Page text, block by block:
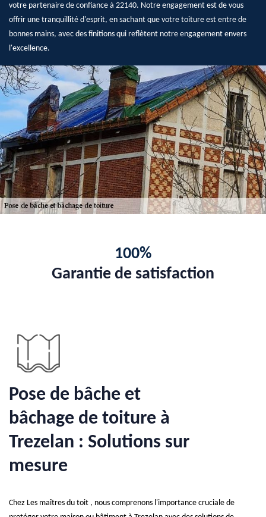
votre partenaire de confiance à 22140. Notre engagement est de vous
offrir une tranquillité d'esprit, en sachant que votre toiture est entre de
bonnes mains, avec des finitions qui reflètent notre engagement envers
l'excellence.
100%
Garantie de satisfaction
Pose de bâche et
bâchage de toiture à
Trezelan : Solutions sur
mesure
Chez Les maîtres du toit , nous comprenons l'importance cruciale de